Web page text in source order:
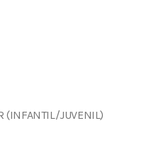
(INFANTIL/JUVENIL)